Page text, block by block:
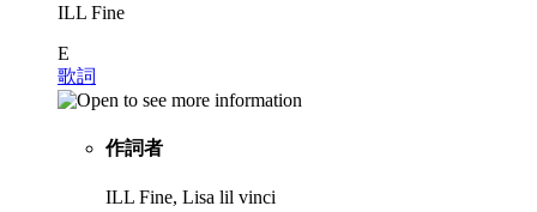
ILL Fine
E
歌詞
作詞者
ILL Fine, Lisa lil vinci